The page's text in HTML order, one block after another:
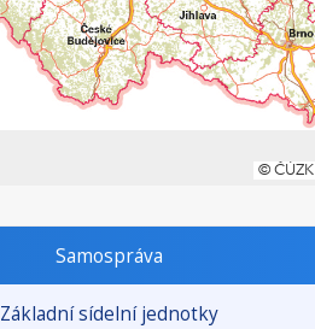
Samospráva
Základní sídelní jednotky